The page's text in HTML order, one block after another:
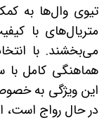
تیوی وال‌ها به
متریال‌های با
می‌بخشند. با
هماهنگی کامل با
این ویژگی به
در حال رواج است،